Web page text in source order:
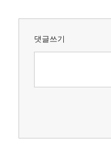
댓글쓰기